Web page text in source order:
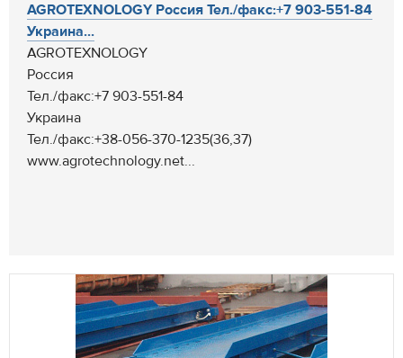
AGROTEXNOLOGY Россия Тел./факс:+7 903-551-84
Украина...
AGROTEXNOLOGY
Россия
Тел./факс:+7 903-551-84
Украина
Тел./факс:+38-056-370-1235(36,37)
www.agrotechnology.net...